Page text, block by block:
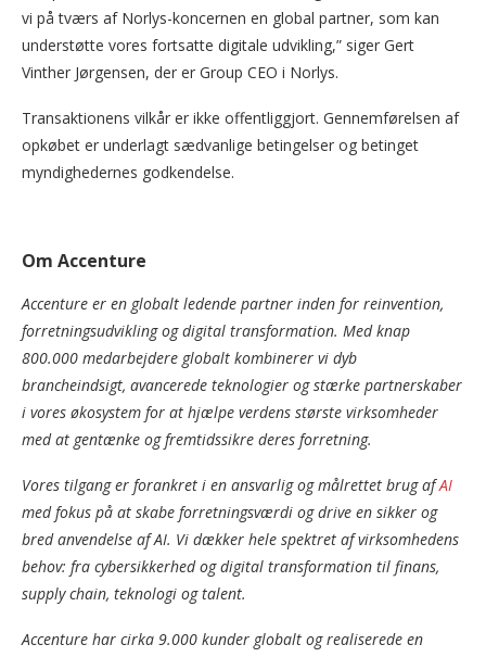
vi på tværs af Norlys-koncernen en global partner, som kan
understøtte vores fortsatte digitale udvikling,” siger Gert
Vinther Jørgensen, der er Group CEO i Norlys.
Transaktionens vilkår er ikke offentliggjort. Gennemførelsen af
opkøbet er underlagt sædvanlige betingelser og betinget
myndighedernes godkendelse.
Om Accenture
Accenture er en globalt ledende partner inden for reinvention,
forretningsudvikling og digital transformation. Med knap
800.000 medarbejdere globalt kombinerer vi dyb
brancheindsigt, avancerede teknologier og stærke partnerskaber
i vores økosystem for at hjælpe verdens største virksomheder
med at gentænke og fremtidssikre deres forretning.
Vores tilgang er forankret i en ansvarlig og målrettet brug afAI
med fokus på at skabe forretningsværdi og drive en sikker og
bred anvendelse af AI. Vi dækker hele spektret af virksomhedens
behov: fra cybersikkerhed og digital transformation til finans,
supply chain, teknologi og talent.
Accenture har cirka 9.000 kunder globalt og realiserede en